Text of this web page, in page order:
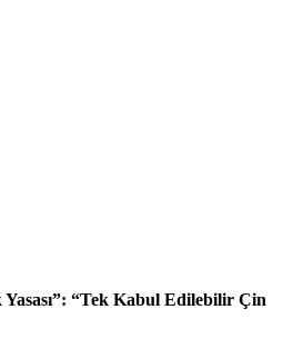
“Tek Kabul Edilebilir Çin